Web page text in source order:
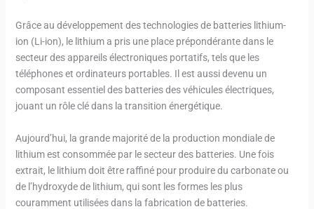
Grâce au développement des technologies de batteries lithium-
ion (Li-ion), le lithium a pris une place prépondérante dans le
secteur des appareils électroniques portatifs, tels que les
téléphones et ordinateurs portables. Il est aussi devenu un
composant essentiel des batteries des véhicules électriques,
jouant un rôle clé dans la transition énergétique.
Aujourd’hui, la grande majorité de la production mondiale de
lithium est consommée par le secteur des batteries. Une fois
extrait, le lithium doit être raffiné pour produire du carbonate ou
de l’hydroxyde de lithium, qui sont les formes les plus
couramment utilisées dans la fabrication de batteries.